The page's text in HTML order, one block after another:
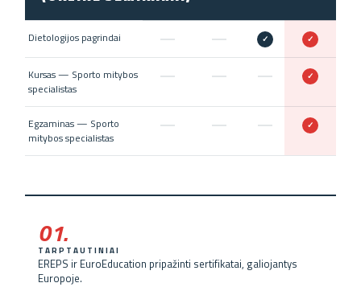
Dietologijos pagrindai ✓ ✓
Kursas — Sporto mitybos
specialistas
✓
Egzaminas — Sporto
mitybos specialistas
✓
01.
TARPTAUTINIAI
EREPS ir EuroEducation pripažinti sertifikatai, galiojantys
Europoje.